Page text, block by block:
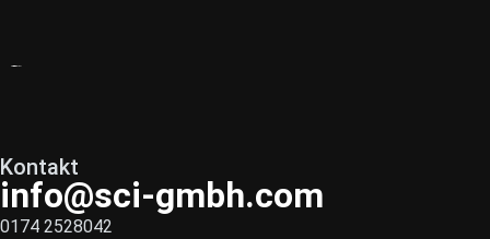
Kontakt
info@sci-gmbh.com
0174 2528042